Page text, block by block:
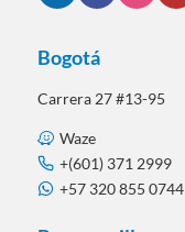
Bogotá
Carrera 27 #13-95
Waze
+(601) 371 2999
+57 320 855 0744